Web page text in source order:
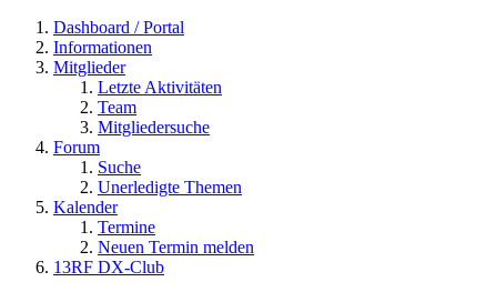
Dashboard / Portal
Informationen
Mitglieder
Letzte Aktivitäten
Team
Mitgliedersuche
Forum
Suche
Unerledigte Themen
Kalender
Termine
Neuen Termin melden
13RF DX-Club